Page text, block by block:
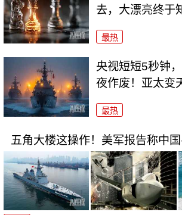
去，大漂亮终于
最热
央视短短5秒钟
夜作废！亚太变
最热
五角大楼这操作！美军报告称中国